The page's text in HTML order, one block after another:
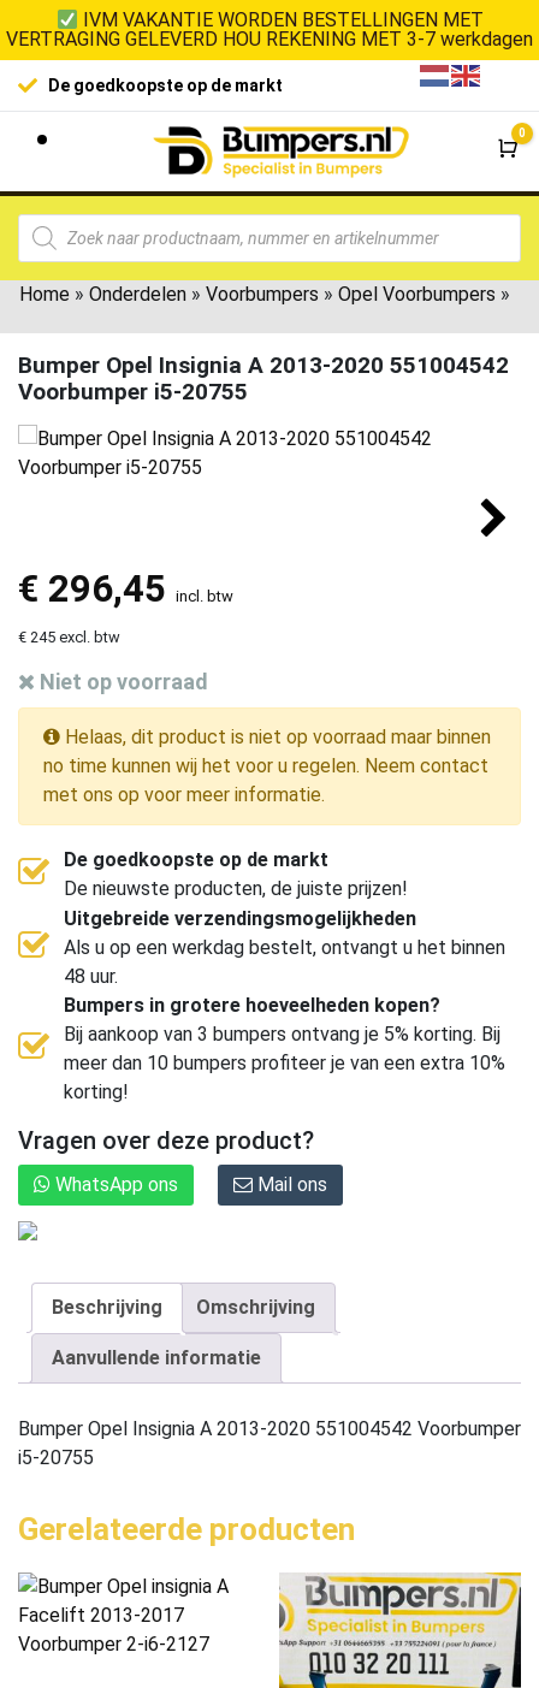
IVM VAKANTIE WORDEN BESTELLINGEN MET
VERTRAGING GELEVERD HOU REKENING MET 3-7 werkdagen
De goedkoopste op de markt
0
Home » Onderdelen » Voorbumpers » Opel Voorbumpers »
Bumper Opel Insignia A 2013-2020 551004542
Voorbumper i5-20755
€ 296,45 incl. btw
€ 245 excl. btw
Niet op voorraad
Helaas, dit product is niet op voorraad maar binnen
no time kunnen wij het voor u regelen. Neem contact
met ons op voor meer informatie.
De goedkoopste op de markt
De nieuwste producten, de juiste prijzen!
Uitgebreide verzendingsmogelijkheden
Als u op een werkdag bestelt, ontvangt u het binnen
48 uur.
Bumpers in grotere hoeveelheden kopen?
Bij aankoop van 3 bumpers ontvang je 5% korting. Bij
meer dan 10 bumpers profiteer je van een extra 10%
korting!
Vragen over deze product?
WhatsApp ons Mail ons
Beschrijving Omschrijving
Aanvullende informatie
Bumper Opel Insignia A 2013-2020 551004542 Voorbumper
i5-20755
Gerelateerde producten